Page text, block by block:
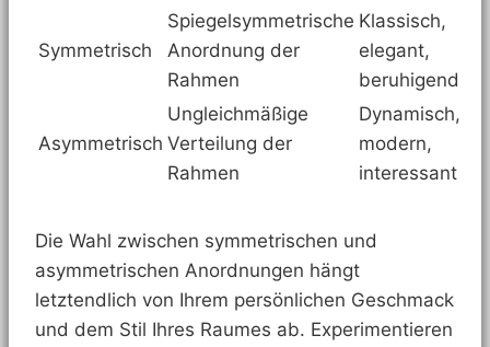
Symmetrisch
Spiegelsymmetrische
Anordnung der
Rahmen
Klassisch,
elegant,
beruhigend
Asymmetrisch
Ungleichmäßige
Verteilung der
Rahmen
Dynamisch,
modern,
interessant
Die Wahl zwischen symmetrischen und
asymmetrischen Anordnungen hängt
letztendlich von Ihrem persönlichen Geschmack
und dem Stil Ihres Raumes ab. Experimentieren